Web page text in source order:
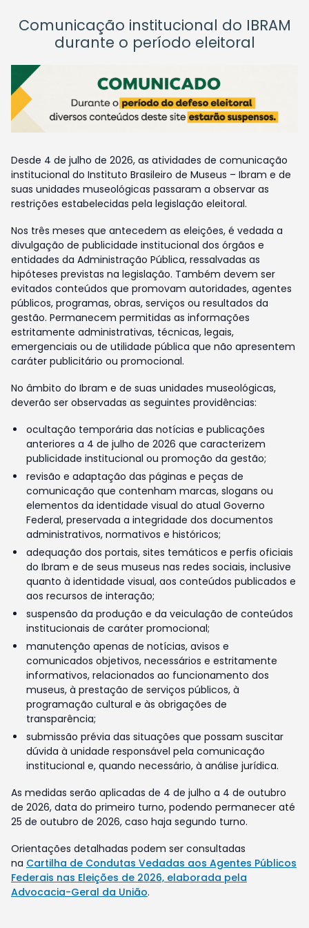
Comunicação institucional do IBRAM
durante o período eleitoral
Desde 4 de julho de 2026, as atividades de comunicação
institucional do Instituto Brasileiro de Museus – Ibram e de
suas unidades museológicas passaram a observar as
restrições estabelecidas pela legislação eleitoral.
Nos três meses que antecedem as eleições, é vedada a
divulgação de publicidade institucional dos órgãos e
entidades da Administração Pública, ressalvadas as
hipóteses previstas na legislação. Também devem ser
evitados conteúdos que promovam autoridades, agentes
públicos, programas, obras, serviços ou resultados da
gestão. Permanecem permitidas as informações
estritamente administrativas, técnicas, legais,
emergenciais ou de utilidade pública que não apresentem
caráter publicitário ou promocional.
No âmbito do Ibram e de suas unidades museológicas,
deverão ser observadas as seguintes providências:
ocultação temporária das notícias e publicações
anteriores a 4 de julho de 2026 que caracterizem
publicidade institucional ou promoção da gestão;
revisão e adaptação das páginas e peças de
comunicação que contenham marcas, slogans ou
elementos da identidade visual do atual Governo
Federal, preservada a integridade dos documentos
administrativos, normativos e históricos;
adequação dos portais, sites temáticos e perfis oficiais
do Ibram e de seus museus nas redes sociais, inclusive
quanto à identidade visual, aos conteúdos publicados e
aos recursos de interação;
suspensão da produção e da veiculação de conteúdos
institucionais de caráter promocional;
manutenção apenas de notícias, avisos e
comunicados objetivos, necessários e estritamente
informativos, relacionados ao funcionamento dos
museus, à prestação de serviços públicos, à
programação cultural e às obrigações de
transparência;
submissão prévia das situações que possam suscitar
dúvida à unidade responsável pela comunicação
institucional e, quando necessário, à análise jurídica.
As medidas serão aplicadas de 4 de julho a 4 de outubro
de 2026, data do primeiro turno, podendo permanecer até
25 de outubro de 2026, caso haja segundo turno.
Orientações detalhadas podem ser consultadas
na Cartilha de Condutas Vedadas aos Agentes Públicos
Federais nas Eleições de 2026, elaborada pela
Advocacia-Geral da União.